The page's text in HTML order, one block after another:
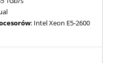
: Intel Xeon E5-2600